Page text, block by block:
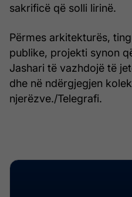
sakrificë që solli lirinë.
Përmes arkitekturës,
publike, projekti synon
Jashari të vazhdojë të
dhe në ndërgjegjen
njerëzve./Telegrafi.